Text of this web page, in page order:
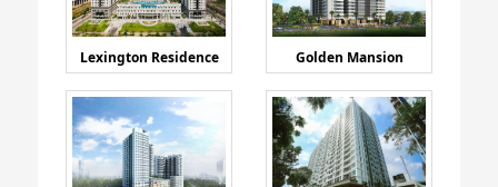
Lexington Residence Golden Mansion